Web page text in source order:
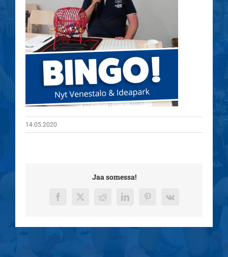
14.05.2020
Jaa somessa!
Facebook
X RedditLinkedInPinterest
Vk